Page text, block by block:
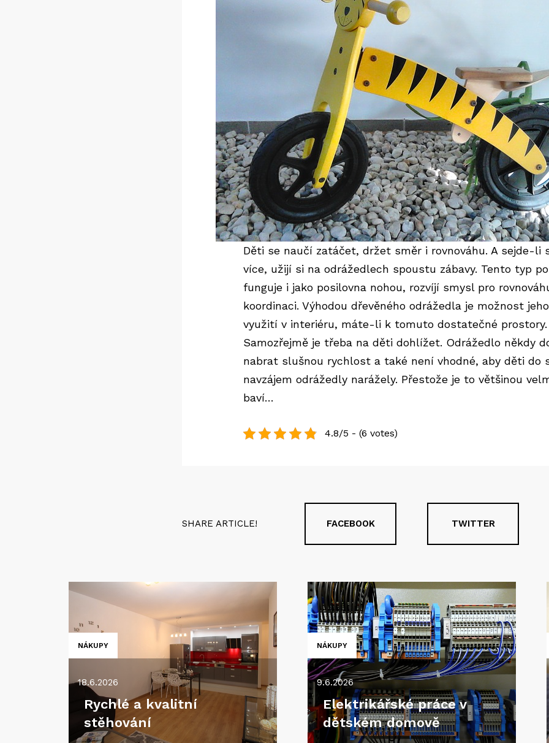
Děti se naučí zatáčet, držet směr i rovnováhu. A sejde-li
více, užijí si na odrážedlech spoustu zábavy. Tento typ
funguje i jako posilovna nohou, rozvíjí smysl pro
koordinaci. Výhodou dřevěného odrážedla je možnost jeho
využití v interiéru, máte-li k tomuto dostatečné prostory.
Samozřejmě je třeba na děti dohlížet. Odrážedlo někdy
nabrat slušnou rychlost a také není vhodné, aby děti do
navzájem odrážedly narážely. Přestože je to většinou
baví…
4.8/5 - (6 votes)
SHARE ARTICLE! FACEBOOK TWITTER
NÁKUPY
18.6.2026
Rychlé a kvalitní
stěhování
NÁKUPY
9.6.2026
Elektrikářské práce v
dětském domově